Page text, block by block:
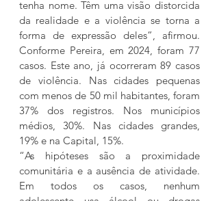
tenha nome. Têm uma visão distorcida
da realidade e a violência se torna a
forma de expressão deles”, afirmou.
Conforme Pereira, em 2024, foram 77
casos. Este ano, já ocorreram 89 casos
de violência. Nas cidades pequenas
com menos de 50 mil habitantes, foram
37% dos registros. Nos municípios
médios, 30%. Nas cidades grandes,
19% e na Capital, 15%.
“As hipóteses são a proximidade
comunitária e a ausência de atividade.
Em todos os casos, nenhum